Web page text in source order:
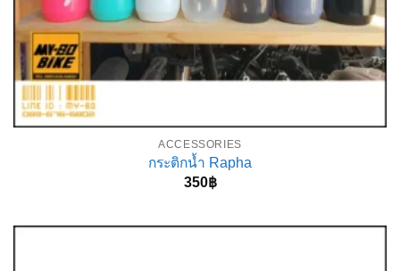
ACCESSORIES
กระติกน้ำ Rapha
350฿